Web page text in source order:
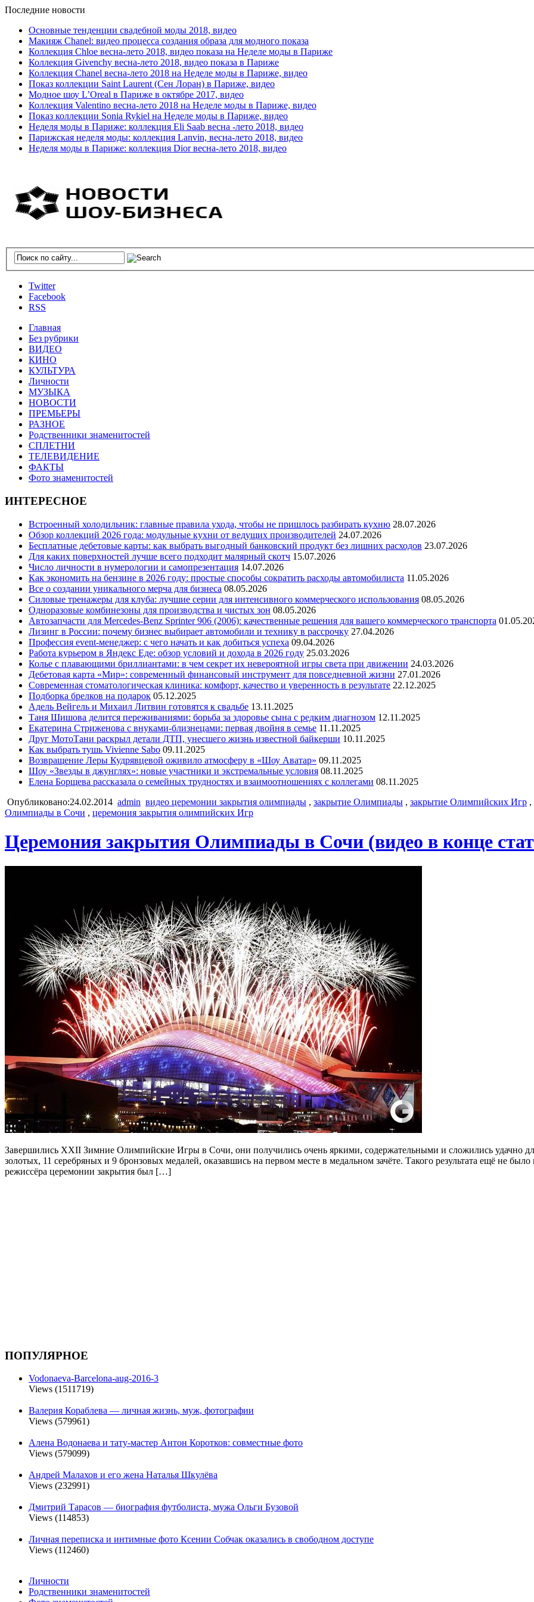
Последние новости
Основные тенденции свадебной моды 2018, видео
Макияж Chanel: видео процесса создания образа для модного показа
Коллекция Chloe весна-лето 2018, видео показа на Неделе моды в Париже
Коллекция Givenchy весна-лето 2018, видео показа в Париже
Коллекция Chanel весна-лето 2018 на Неделе моды в Париже, видео
Показ коллекции Saint Laurent (Сен Лоран) в Париже, видео
Модное шоу L’Oreal в Париже в октябре 2017, видео
Коллекция Valentino весна-лето 2018 на Неделе моды в Париже, видео
Показ коллекции Sonia Rykiel на Неделе моды в Париже, видео
Неделя моды в Париже: коллекция Eli Saab весна -лето 2018, видео
Парижская неделя моды: коллекция Lanvin, весна-лето 2018, видео
Неделя моды в Париже: коллекция Dior весна-лето 2018, видео
Twitter
Facebook
RSS
Главная
Без рубрики
ВИДЕО
КИНО
КУЛЬТУРА
Личности
МУЗЫКА
НОВОСТИ
ПРЕМЬЕРЫ
РАЗНОЕ
Родственники знаменитостей
СПЛЕТНИ
ТЕЛЕВИДЕНИЕ
ФАКТЫ
Фото знаменитостей
ИНТЕРЕСНОЕ
Встроенный холодильник: главные правила ухода, чтобы не пришлось разбирать кухню 28.07.2026
Обзор коллекций 2026 года: модульные кухни от ведущих производителей 24.07.2026
Бесплатные дебетовые карты: как выбрать выгодный банковский продукт без лишних расходов 23.07.2026
Для каких поверхностей лучше всего подходит малярный скотч 15.07.2026
Число личности в нумерологии и самопрезентация 14.07.2026
Как экономить на бензине в 2026 году: простые способы сократить расходы автомобилиста 11.05.2026
Все о создании уникального мерча для бизнеса 08.05.2026
Силовые тренажеры для клуба: лучшие серии для интенсивного коммерческого использования 08.05.2026
Одноразовые комбинезоны для производства и чистых зон 08.05.2026
Автозапчасти для Mercedes-Benz Sprinter 906 (2006): качественные решения для вашего коммерческого транспорта
Лизинг в России: почему бизнес выбирает автомобили и технику в рассрочку 27.04.2026
Профессия event-менеджер: с чего начать и как добиться успеха 09.04.2026
Работа курьером в Яндекс Еде: обзор условий и дохода в 2026 году 25.03.2026
Колье с плавающими бриллиантами: в чем секрет их невероятной игры света при движении 24.03.2026
Дебетовая карта «Мир»: современный финансовый инструмент для повседневной жизни 27.01.2026
Современная стоматологическая клиника: комфорт, качество и уверенность в результате 22.12.2025
Подборка брелков на подарок 05.12.2025
Адель Вейгель и Михаил Литвин готовятся к свадьбе 13.11.2025
Таня Шишова делится переживаниями: борьба за здоровье сына с редким диагнозом 12.11.2025
Екатерина Стриженова с внуками-близнецами: первая двойня в семье 11.11.2025
Друг МотоТани раскрыл детали ДТП, унесшего жизнь известной байкерши 10.11.2025
Как выбрать тушь Vivienne Sabo 09.11.2025
Возвращение Леры Кудрявцевой оживило атмосферу в «Шоу Аватар» 09.11.2025
Шоу «Звезды в джунглях»: новые участники и экстремальные условия 08.11.2025
Елена Борщева рассказала о семейных трудностях и взаимоотношениях с коллегами 08.11.2025
Опубликовано:24.02.2014 admin видео церемонии закрытия олимпиады , закрытие Олимпиады , закрытие Олимпийских Игр ,
Олимпиады в Сочи , церемония закрытия олимпийских Игр
Церемония закрытия Олимпиады в Сочи (видео в конце
Завершились XXII Зимние Олимпийские Игры в Сочи, они получились очень яркими, содержательными и сложились удачно
золотых, 11 серебряных и 9 бронзовых медалей, оказавшись на первом месте в медальном зачёте. Такого результата ещё не
режиссёра церемонии закрытия был […]
ПОПУЛЯРНОЕ
Vodonaeva-Barcelona-aug-2016-3
Views (1511719)
Валерия Кораблева — личная жизнь, муж, фотографии
Views (579961)
Алена Водонаева и тату-мастер Антон Коротков: совместные фото
Views (579099)
Андрей Малахов и его жена Наталья Шкулёва
Views (232991)
Дмитрий Тарасов — биография футболиста, мужа Ольги Бузовой
Views (114853)
Личная переписка и интимные фото Ксении Собчак оказались в свободном доступе
Views (112460)
Личности
Родственники знаменитостей